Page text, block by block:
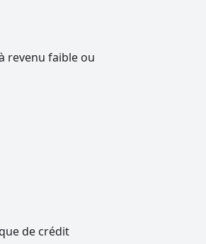
revenu faible ou
de crédit